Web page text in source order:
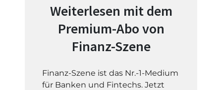
Weiterlesen mit dem
Premium-Abo von
Finanz-Szene
Finanz-Szene ist das Nr.-1-Medium
für Banken und Fintechs. Jetzt